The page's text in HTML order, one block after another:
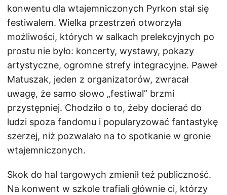
konwentu dla wtajemniczonych Pyrkon stał się
festiwalem. Wielka przestrzeń otworzyła
możliwości, których w salkach prelekcyjnych po
prostu nie było: koncerty, wystawy, pokazy
artystyczne, ogromne strefy integracyjne. Paweł
Matuszak, jeden z organizatorów, zwracał
uwagę, że samo słowo „festiwal” brzmi
przystępniej. Chodziło o to, żeby docierać do
ludzi spoza fandomu i popularyzować fantastykę
szerzej, niż pozwalało na to spotkanie w gronie
wtajemniczonych.
Skok do hal targowych zmienił też publiczność.
Na konwent w szkole trafiali głównie ci, którzy